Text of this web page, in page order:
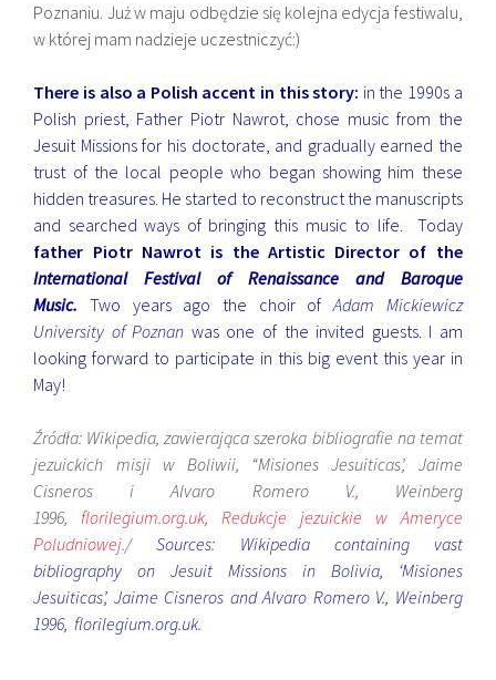
Poznaniu. Już w maju odbędzie się kolejna edycja festiwalu,
w której mam nadzieje uczestniczyć:)
There is also a Polish accent in this story: in the 1990s a
Polish priest, Father Piotr Nawrot, chose music from the
Jesuit Missions for his doctorate, and gradually earned the
trust of the local people who began showing him these
hidden treasures. He started to reconstruct the manuscripts
and searched ways of bringing this music to life. Today
father Piotr Nawrot is the Artistic Director of the
International Festival of Renaissance and Baroque
Music. Two years ago the choir ofAdam Mickiewicz
University of Poznan was one of the invited guests. I am
looking forward to participate in this big event this year in
May!
Źródła: Wikipedia, zawierająca szeroka bibliografie na temat
jezuickich misji w Boliwii, “Misiones Jesuiticas’, Jaime
Cisneros i Alvaro Romero V., Weinberg
1996,florilegium.org.uk,Redukcje jezuickie w Ameryce
Poludniowej./Sources: Wikipedia containing vast
bibliography on Jesuit Missions in Bolivia, ‘Misiones
Jesuiticas’, Jaime Cisneros and Alvaro Romero V., Weinberg
1996,florilegium.org.uk.